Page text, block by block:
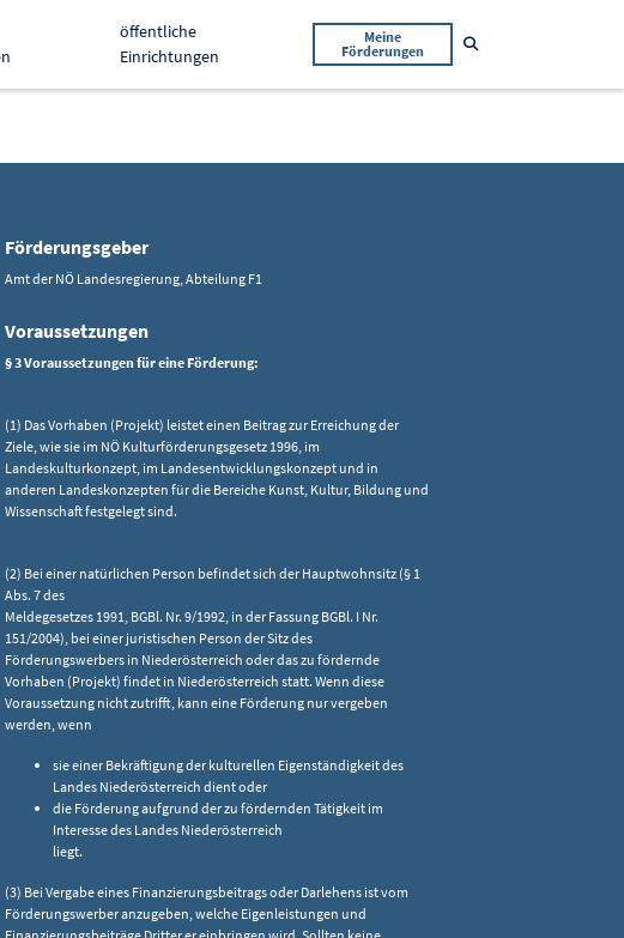
öffentliche
Einrichtungen
Meine
Förderungen
Förderungsgeber
Amt der NÖ Landesregierung, Abteilung F1
Voraussetzungen
§ 3 Voraussetzungen für eine Förderung:
(1) Das Vorhaben (Projekt) leistet einen Beitrag zur Erreichung der
Ziele, wie sie im NÖ Kulturförderungsgesetz 1996, im
Landeskulturkonzept, im Landesentwicklungskonzept und in
anderen Landeskonzepten für die Bereiche Kunst, Kultur, Bildung und
Wissenschaft festgelegt sind.
(2) Bei einer natürlichen Person befindet sich der Hauptwohnsitz (§ 1
Abs. 7 des
Meldegesetzes 1991, BGBl. Nr. 9/1992, in der Fassung BGBl. I Nr.
151/2004), bei einer juristischen Person der Sitz des
Förderungswerbers in Niederösterreich oder das zu fördernde
Vorhaben (Projekt) findet in Niederösterreich statt. Wenn diese
Voraussetzung nicht zutrifft, kann eine Förderung nur vergeben
werden, wenn
sie einer Bekräftigung der kulturellen Eigenständigkeit des
Landes Niederösterreich dient oder
die Förderung aufgrund der zu fördernden Tätigkeit im
Interesse des Landes Niederösterreich
liegt.
(3) Bei Vergabe eines Finanzierungsbeitrags oder Darlehens ist vom
Förderungswerber anzugeben, welche Eigenleistungen und